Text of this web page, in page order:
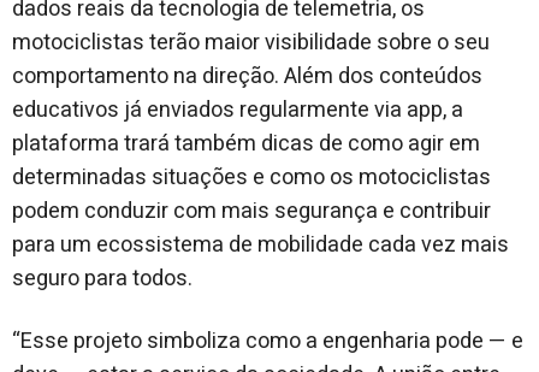
dados reais da tecnologia de telemetria, os
motociclistas terão maior visibilidade sobre o seu
comportamento na direção. Além dos conteúdos
educativos já enviados regularmente via app, a
plataforma trará também dicas de como agir em
determinadas situações e como os motociclistas
podem conduzir com mais segurança e contribuir
para um ecossistema de mobilidade cada vez mais
seguro para todos.
“Esse projeto simboliza como a engenharia pode — e